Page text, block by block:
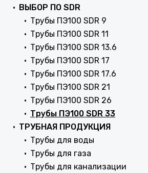
ВЫБОР ПО SDR
Трубы ПЭ100 SDR 9
Трубы ПЭ100 SDR 11
Трубы ПЭ100 SDR 13.6
Трубы ПЭ100 SDR 17
Трубы ПЭ100 SDR 17.6
Трубы ПЭ100 SDR 21
Трубы ПЭ100 SDR 26
Трубы ПЭ100 SDR 33
ТРУБНАЯ ПРОДУКЦИЯ
Трубы для воды
Трубы для газа
Трубы для канализации